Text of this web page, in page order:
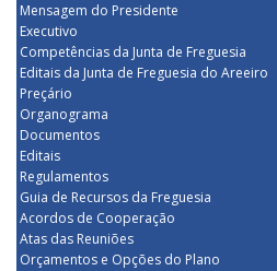
Mensagem do Presidente
Executivo
Competências da Junta de Freguesia
Editais da Junta de Freguesia do Areeiro
Preçário
Organograma
Documentos
Editais
Regulamentos
Guia de Recursos da Freguesia
Acordos de Cooperação
Atas das Reuniões
Orçamentos e Opções do Plano